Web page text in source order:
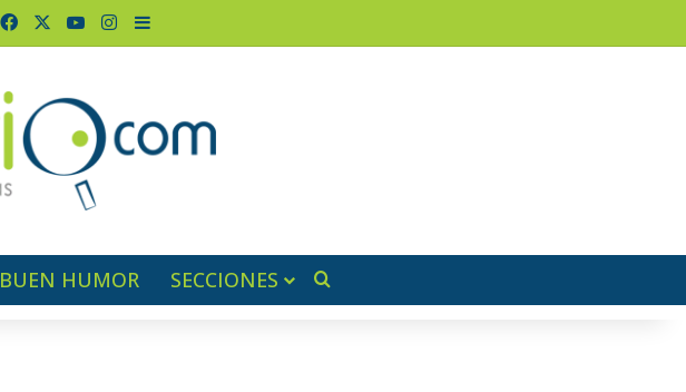
FacebookYouTubeInstagram
Barra lateral
BUEN HUMOR SECCIONES